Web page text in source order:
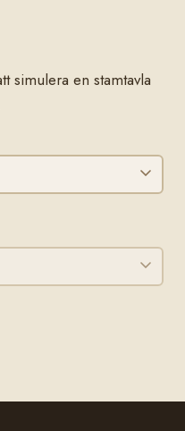
simulera en stamtavla